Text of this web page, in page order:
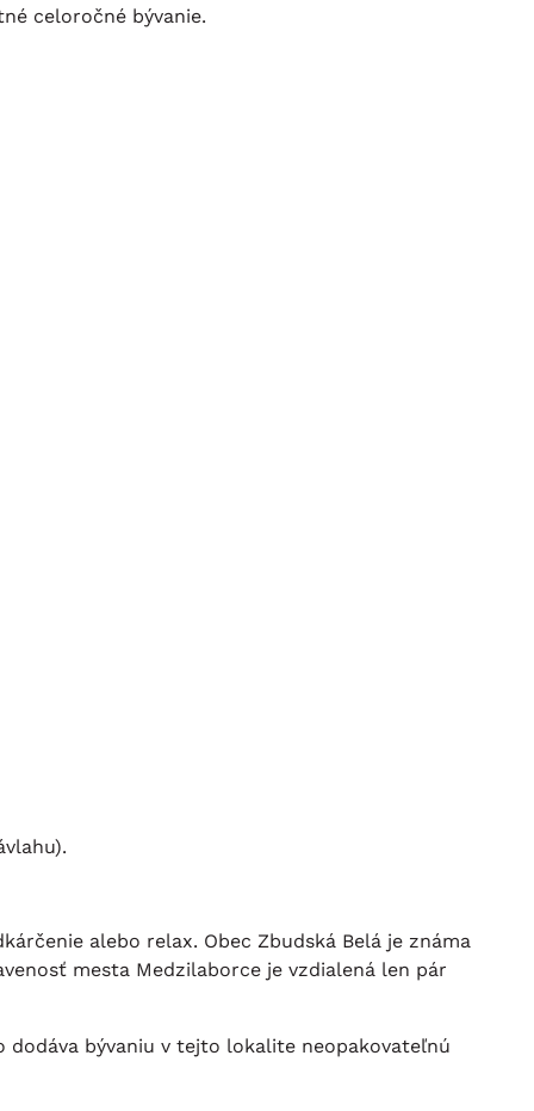
celoročné bývanie.
alebo relax. Obec Zbudská Belá je známa
mesta Medzilaborce je vzdialená len pár
bývaniu v tejto lokalite neopakovateľnú